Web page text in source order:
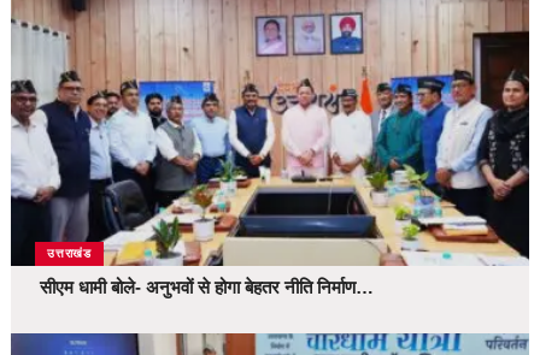
उत्तराखंड
सीएम धामी बोले- अनुभवों से होगा बेहतर नीति निर्माण…